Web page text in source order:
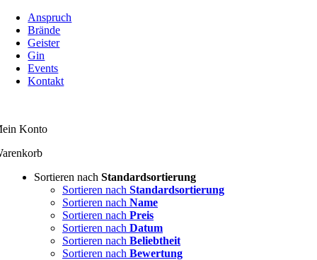
Zum
Inhalt
springen
Anspruch
Brände
Geister
Gin
Events
Kontakt
Konto
Sortieren nach Standardsortierung
Sortieren nach Standardsortierung
Sortieren nach Name
Sortieren nach Preis
Sortieren nach Datum
Sortieren nach Beliebtheit
Sortieren nach Bewertung